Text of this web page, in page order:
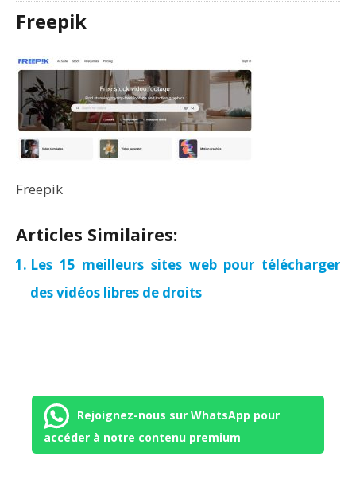
Freepik
Freepik
Articles Similaires:
Les 15 meilleurs sites web pour télécharger
des vidéos libres de droits
Rejoignez-nous sur WhatsApp pour
accéder à notre contenu premium